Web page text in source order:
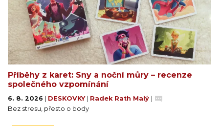
Příběhy z karet: Sny a noční můry – recenze
společného vzpomínání
6. 8. 2026 DESKOVKY Radek Rath Malý
Bez stresu, přesto o body